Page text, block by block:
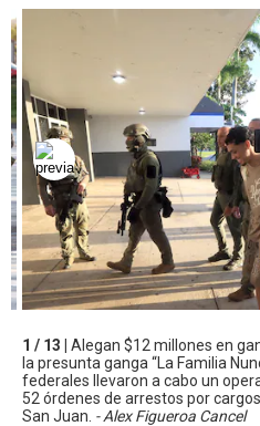
1 / 13 | Alegan $12 millones en
la presunta ganga “La Familia
federales llevaron a cabo un
52 órdenes de arrestos por
San Juan. - Alex Figueroa Cancel